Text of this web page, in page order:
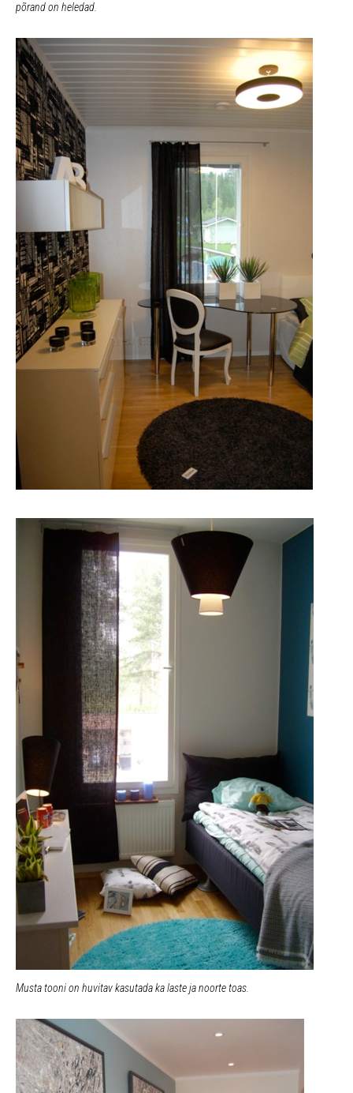
põrand on heledad.
Musta tooni on huvitav kasutada ka laste ja noorte toas.